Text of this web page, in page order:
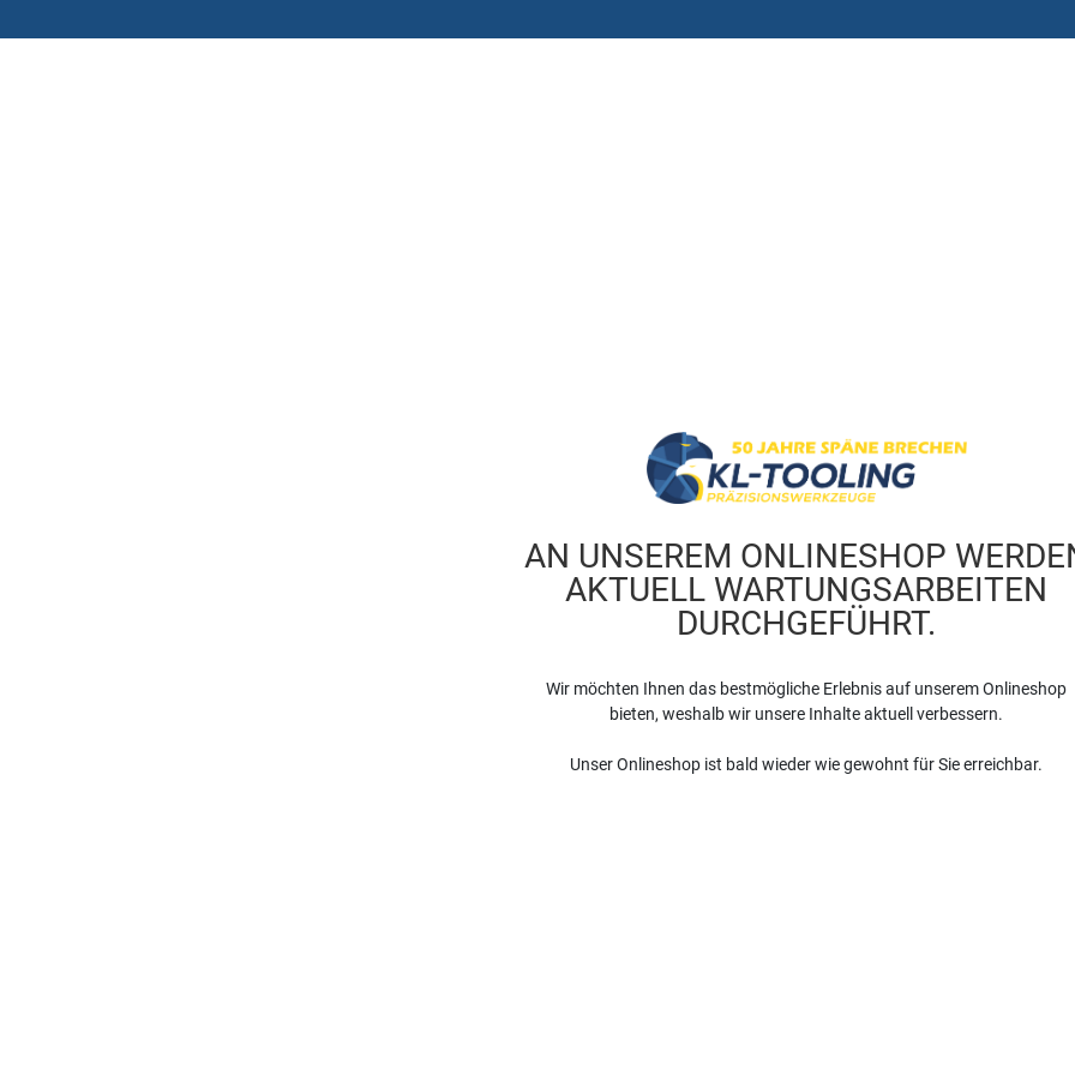
AN UNSEREM ONLINESHOP
AKTUELL WARTUNGSARBEITEN
DURCHGEFÜHRT.
Wir möchten Ihnen das bestmögliche Erlebnis auf unserem Onlineshop
bieten, weshalb wir unsere Inhalte aktuell verbessern.
Unser Onlineshop ist bald wieder wie gewohnt für Sie erreichbar.